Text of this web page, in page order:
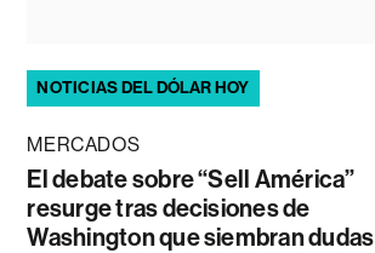
NOTICIAS DEL DÓLAR HOY
MERCADOS
El debate sobre “Sell América”
resurge tras decisiones de
Washington que siembran dudas